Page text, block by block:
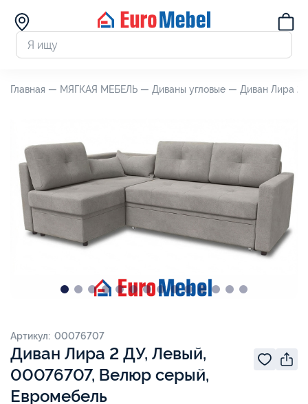
Главная — МЯГКАЯ МЕБЕЛЬ — Диваны угловые — Диван Лира 2
Диван Лира 2 ДУ, Левый,
00076707, Велюр серый,
Евромебель
Артикул: 00076707